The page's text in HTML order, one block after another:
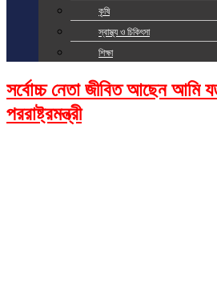
কৃষি
স্বাস্থ্য ও চিকিৎসা
শিক্ষা
সর্বোচ্চ নেতা জীবিত আছেন আমি
পররাষ্ট্রমন্ত্রী